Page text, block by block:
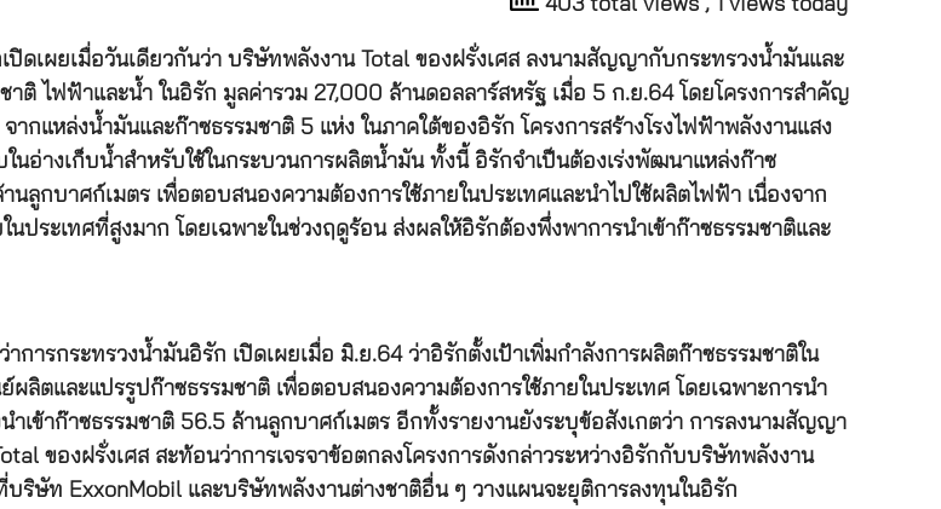
403 total views , 1 views today
ปิดเผยเมื่อวันเดียวกันว่า บริษัทพลังงาน Total ของฝรั่งเศส ลงนามสัญญากับกระทรวงน้ำมันและ
ติ ไฟฟ้าและน้ำ ในอิรัก มูลค่ารวม 27,000 ล้านดอลลาร์สหรัฐ เมื่อ 5 ก.ย.64 โดยโครงการสำคัญ
แหล่งน้ำมันและก๊าซธรรมชาติ 5 แห่ง ในภาคใต้ของอิรัก โครงการสร้างโรงไฟฟ้าพลังงานแสง
นอ่างเก็บน้ำสำหรับใช้ในกระบวนการผลิตน้ำมัน ทั้งนี้ อิรักจำเป็นต้องเร่งพัฒนาแหล่งก๊าซ
ลูกบาศก์เมตร เพื่อตอบสนองความต้องการใช้ภายในประเทศและนำไปใช้ผลิตไฟฟ้า เนื่องจาก
ระเทศที่สูงมาก โดยเฉพาะในช่วงฤดูร้อน ส่งผลให้อิรักต้องพึ่งพาการนำเข้าก๊าซธรรมชาติและ
ารกระทรวงน้ำมันอิรัก เปิดเผยเมื่อ มิ.ย.64 ว่าอิรักตั้งเป้าเพิ่มกำลังการผลิตก๊าซธรรมชาติใน
ตและแปรรูปก๊าซธรรมชาติ เพื่อตอบสนองความต้องการใช้ภายในประเทศ โดยเฉพาะการนำ
เข้าก๊าซธรรมชาติ 56.5 ล้านลูกบาศก์เมตร อีกทั้งรายงานยังระบุข้อสังเกตว่า การลงนามสัญญา
ของฝรั่งเศส สะท้อนว่าการเจรจาข้อตกลงโครงการดังกล่าวระหว่างอิรักกับบริษัทพลังงาน
ริษัท ExxonMobil และบริษัทพลังงานต่างชาติอื่น ๆ วางแผนจะยุติการลงทุนในอิรัก